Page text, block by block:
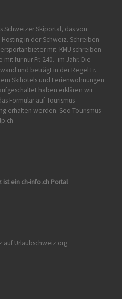
Schweizer Skiportal, das von
in der Schweiz. Schreiben
mit. KMU schreiben
für nur Fr. 240.- im Jahr. Die
und beträgt in der Regel Fr.
Skihotels und Ferienwohnungen
haben erklären wir
Formular aufTourismus
erhalten werden. Seo Tourismus
ist ein ch-info.ch Portal
auf Urlaubschweiz.org